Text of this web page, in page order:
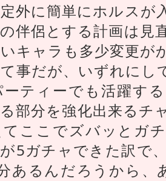
外に簡単にホルスが
伴侶とする計画は見
キャラも多少変更が
事だが、いずれにし
ティーでも活躍す
部分を強化出来るチ
ここでズバッとガ
5ガチャできた訳で
あるんだろうから、